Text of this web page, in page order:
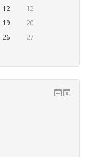
12
13
19
20
26
27